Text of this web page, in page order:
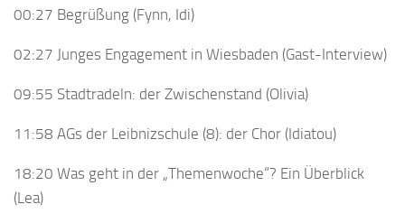
00:27 Begrüßung (Fynn, Idi)
02:27 Junges Engagement in Wiesbaden (Gast-Interview)
09:55 Stadtradeln: der Zwischenstand (Olivia)
11:58 AGs der Leibnizschule (8): der Chor (Idiatou)
18:20 Was geht in der „Themenwoche“? Ein Überblick
(Lea)